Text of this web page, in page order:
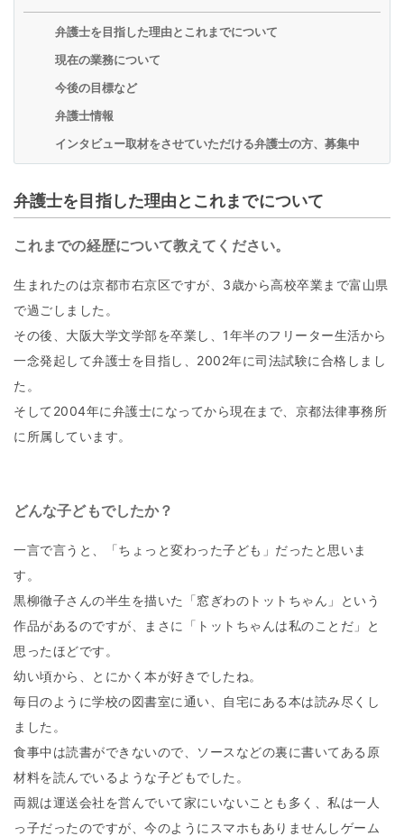
弁護士を目指した理由とこれまでについて
現在の業務について
今後の目標など
弁護士情報
インタビュー取材をさせていただける弁護士の方、募集中
弁護士を目指した理由とこれまでについて
これまでの経歴について教えてください。
生まれたのは京都市右京区ですが、3歳から高校卒業まで富山県
で過ごしました。
その後、大阪大学文学部を卒業し、1年半のフリーター生活から
一念発起して弁護士を目指し、2002年に司法試験に合格しまし
た。
そして2004年に弁護士になってから現在まで、京都法律事務所
に所属しています。
どんな子どもでしたか？
一言で言うと、「ちょっと変わった子ども」だったと思いま
す。
黒柳徹子さんの半生を描いた「窓ぎわのトットちゃん」という
作品があるのですが、まさに「トットちゃんは私のことだ」と
思ったほどです。
幼い頃から、とにかく本が好きでしたね。
毎日のように学校の図書室に通い、自宅にある本は読み尽くし
ました。
食事中は読書ができないので、ソースなどの裏に書いてある原
材料を読んでいるような子どもでした。
両親は運送会社を営んでいて家にいないことも多く、私は一人
っ子だったのですが、今のようにスマホもありませんしゲーム